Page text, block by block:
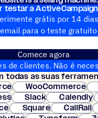
up and they buy.
testar a
grátis por 14
para o teste
Comece agora
de clientes. Não é
Configuração
todas as suas
WooCommerce
Slack Calendly
Square CallRail